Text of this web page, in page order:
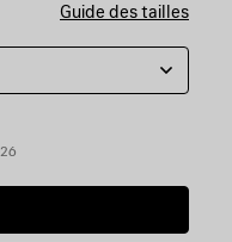
Guide des tailles